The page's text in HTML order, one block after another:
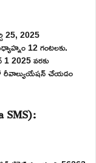
25, 2025
12 గంటలకు.
1 2025 వరకు
రీవాల్యుయేషన్ చేయడం